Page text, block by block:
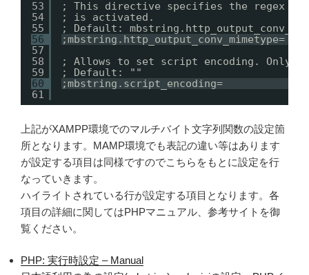
53
54
55
56
57
58
59
60
61
; This directive specifies the regex
; is activated.
; Default:
;mbstring.http_output_conv_mimetype=
; Allows to set script encoding. Only
; Default: ""
;mbstring.script_encoding=
上記がXAMPP環境でのマルチバイト文字列関数の設定箇
所となります。MAMP環境でも表記の違い等はあります
が設定する項目は同様ですのでこちらをもとに設定を行
なっていきます。
ハイライトされている行が設定する項目となります。各
項目の詳細に関してはPHPマニュアル、参考サイトを御
覧ください。
PHP: 実行時設定 – Manual